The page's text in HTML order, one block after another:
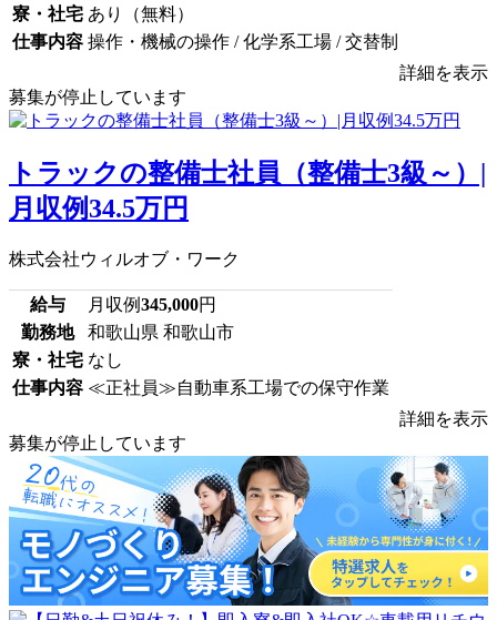
寮・社宅 あり（無料）
仕事内容 操作・機械の操作 / 化学系工場 / 交替制
詳細を表示
募集が停止しています
トラックの整備士社員（整備士3級～）|
月収例34.5万円
株式会社ウィルオブ・ワーク
給与 月収例345,000円
勤務地
和歌山県 和歌山市
寮・社宅 なし
仕事内容 ≪正社員≫自動車系工場での保守作業
詳細を表示
募集が停止しています